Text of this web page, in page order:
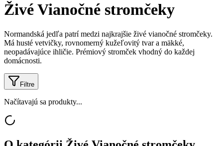
Živé Vianočné stromčeky
Normandská jedľa patrí medzi najkrajšie živé vianočné stromčeky.
Má husté vetvičky, rovnomerný kužeľovitý tvar a mäkké,
neopadávajúce ihličie. Prémiový stromček vhodný do každej
domácnosti.
Filtre
Načítavajú sa produkty...